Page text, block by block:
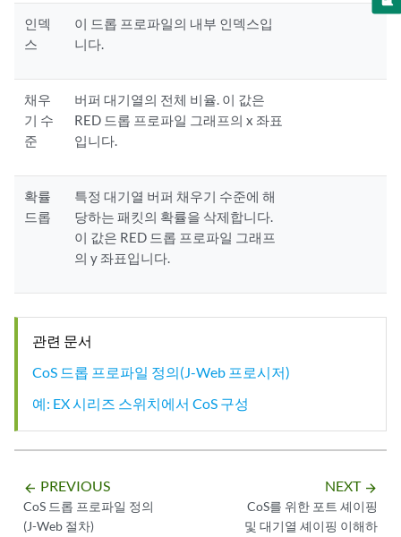
인덱
스
이 드롭 프로파일의 내부 인덱스입
니다.
채우
기 수
준
버퍼 대기열의 전체 비율. 이 값은
RED 드롭 프로파일 그래프의 x 좌표
입니다.
확률
드롭
특정 대기열 버퍼 채우기 수준에 해
당하는 패킷의 확률을 삭제합니다.
이 값은 RED 드롭 프로파일 그래프
의 y 좌표입니다.
관련 문서
CoS 드롭 프로파일 정의(J-Web 프로시저)
예: EX 시리즈 스위치에서 CoS 구성
arrow_backward PREVIOUS
CoS 드롭 프로파일 정의
(J-Web 절차)
NEXT arrow_forward
CoS를 위한 포트 셰이핑
및 대기열 셰이핑 이해하